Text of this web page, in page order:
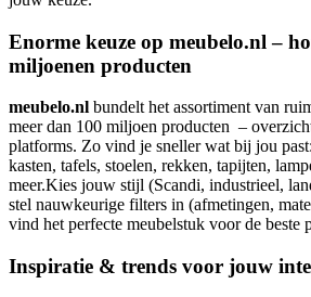
Enorme keuze op meubelo.nl –
miljoenen producten
meubelo.nl bundelt het assortiment van
meer dan 100 miljoen producten –
platforms. Zo vind je sneller wat bij jou
kasten, tafels, stoelen, rekken, tapijten,
meer.Kies jouw stijl (Scandi, industrieel,
stel nauwkeurige filters in (afmetingen,
vind het perfecte meubelstuk voor de beste
Inspiratie & trends voor jouw